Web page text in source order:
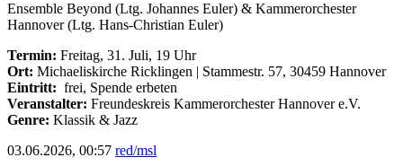
Ensemble Beyond (Ltg. Johannes Euler) & Kammerorchester
Hannover (Ltg. Hans-Christian Euler)
Termin: Freitag, 31. Juli, 19 Uhr
Ort: Michaeliskirche Ricklingen | Stammestr. 57, 30459 Hannover
Eintritt: frei, Spende erbeten
Veranstalter: Freundeskreis Kammerorchester Hannover e.V.
Genre: Klassik & Jazz
03.06.2026, 00:57 red/msl